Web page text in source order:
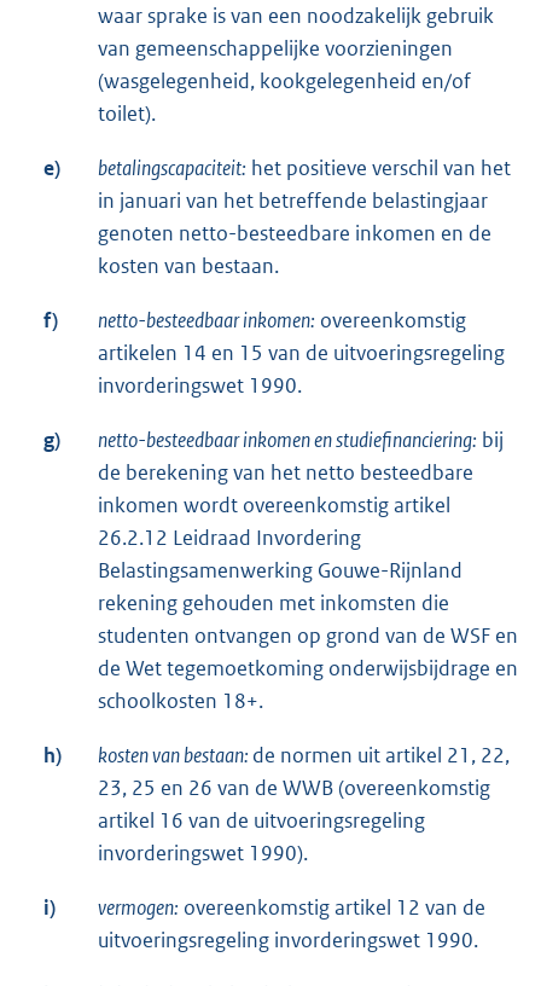
waar sprake is van een noodzakelijk gebruik
van gemeenschappelijke voorzieningen
(wasgelegenheid, kookgelegenheid en/of
toilet).
e) betalingscapaciteit: het positieve verschil van het
in januari van het betreffende belastingjaar
genoten netto-besteedbare inkomen en de
kosten van bestaan.
f) netto-besteedbaar inkomen: overeenkomstig
artikelen 14 en 15 van de uitvoeringsregeling
invorderingswet 1990.
g) netto-besteedbaar inkomen en studiefinanciering: bij
de berekening van het netto besteedbare
inkomen wordt overeenkomstig artikel
26.2.12 Leidraad Invordering
Belastingsamenwerking Gouwe-Rijnland
rekening gehouden met inkomsten die
studenten ontvangen op grond van de WSF en
de Wet tegemoetkoming onderwijsbijdrage en
schoolkosten 18+.
h) kosten van bestaan: de normen uit artikel 21, 22,
23, 25 en 26 van de WWB (overeenkomstig
artikel 16 van de uitvoeringsregeling
invorderingswet 1990).
i) vermogen: overeenkomstig artikel 12 van de
uitvoeringsregeling invorderingswet 1990.